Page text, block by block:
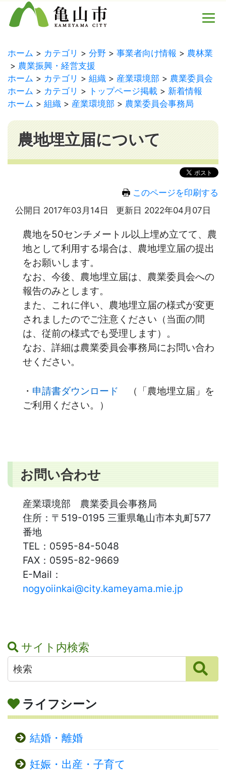
ホーム カテゴリ 分野 事業者向け情報
農林業
農業振興・経営支援
ホーム
カテゴリ 組織 産業環境部
農業委員会
ホーム
カテゴリ トップページ掲載
新着情報
ホーム
組織 産業環境部 農業委員会事務局
農地埋立届について
このページを印刷する
公開日 2017年03月14日
更新日 2022年04月07日
農地を50センチメートル以上埋め立てて、農
地として利用する場合は、農地埋立届の提出
をお願いします。
なお、今後、農地埋立届は、農業委員会への
報告のみとします。
また、これに伴い、農地埋立届の様式が変更
されましたのでご注意ください（当面の間
は、従前の様式でも受理します）。
なお、詳細は農業委員会事務局にお問い合わ
せください。
・ 申請書ダウンロード （「農地埋立届」を
ご利用ください。）
お問い合わせ
産業環境部 農業委員会事務局
住所： 〒519-0195 三重県亀山市本丸町577
番地
TEL： 0595-84-5048
FAX： 0595-82-9669
E-Mail：
nogyoiinkai@city.kameyama.mie.jp
サイト内検索
ライフシーン
結婚・離婚
妊娠・出産・子育て